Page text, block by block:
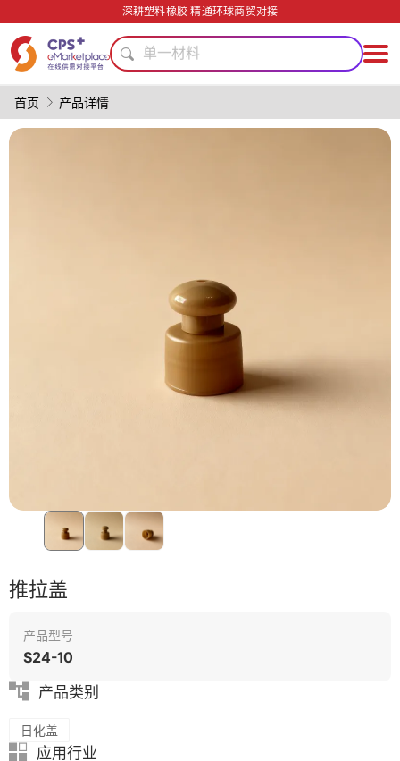
深耕塑料橡胶 精通环球商贸对接
轻量化
单一材料
PP
PET
单一材料
食品级
碳纤维复合材料
首页 产品详情
推拉盖
产品型号
S24-10
产品类别
日化盖
应用行业